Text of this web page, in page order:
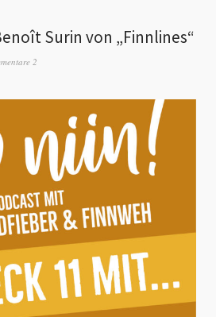
Surin von „Finnlines“
2